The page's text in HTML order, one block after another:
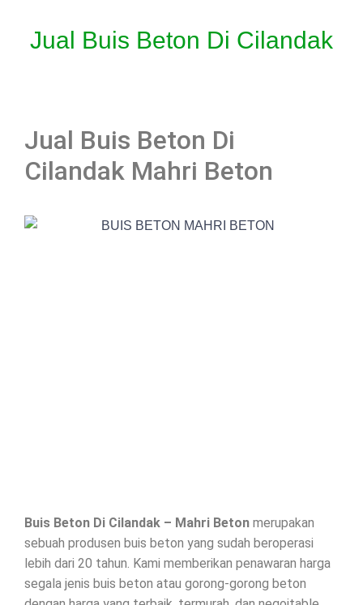
Jual Buis Beton Di Cilandak
Jual Buis Beton Di
Cilandak Mahri Beton
Buis Beton Di Cilandak – Mahri Beton merupakan
sebuah produsen buis beton yang sudah beroperasi
lebih dari 20 tahun. Kami memberikan penawaran harga
segala jenis buis beton atau gorong-gorong beton